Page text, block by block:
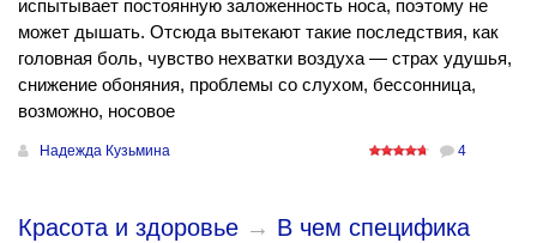
испытывает постоянную заложенность носа, поэтому не
может дышать. Отсюда вытекают такие последствия, как
головная боль, чувство нехватки воздуха — страх удушья,
снижение обоняния, проблемы со слухом, бессонница,
возможно, носовое
Надежда Кузьмина 4
Красота и здоровье → В чем специфика